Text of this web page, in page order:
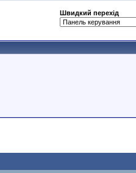
Швидкий перехід